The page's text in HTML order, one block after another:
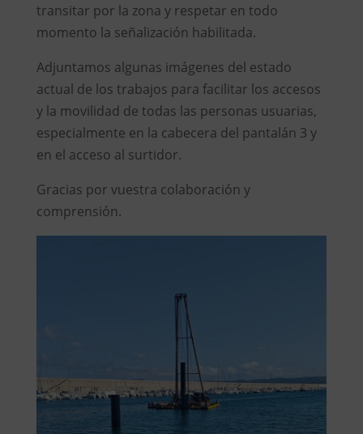
transitar por la zona y respetar en todo
momento la señalización habilitada.
Adjuntamos algunas imágenes del estado
actual de los trabajos para facilitar los accesos
y la movilidad de todas las personas usuarias,
especialmente en la cabecera del pantalán 3 y
en el acceso al surtidor.
Gracias por vuestra colaboración y
comprensión.